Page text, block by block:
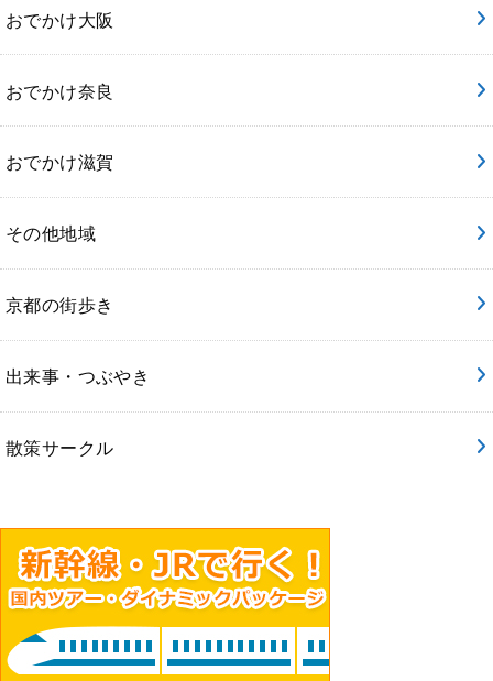
おでかけ大阪
おでかけ奈良
おでかけ滋賀
その他地域
京都の街歩き
出来事・つぶやき
散策サークル